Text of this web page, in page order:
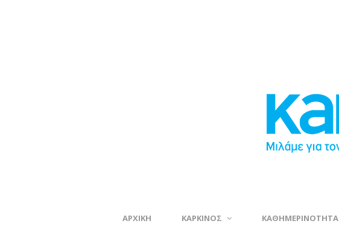
ΑΡΧΙΚΗ ΚΑΡΚΙΝΟΣ ΚΑΘΗΜΕΡΙΝΟΤΗΤΑ